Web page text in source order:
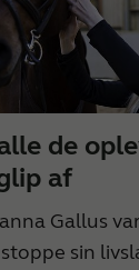
de
af
Gallus
sin